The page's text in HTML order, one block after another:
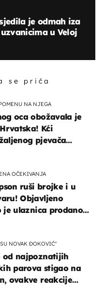
je odmah iza
u Veloj
se priča
NA NJEGA
oca obožavala je
Kći
pjevača
OČEKIVANJA
ruši brojke i u
Objavljeno
je ulaznica prodano
NOVAK ĐOKOVIĆ"
od najpoznatijih
parova stigao na
ovakve reakcije